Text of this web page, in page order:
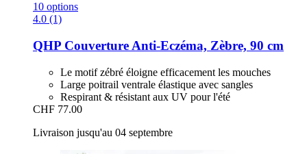
10 options
4.0 (1)
QHP Couverture Anti-​Eczéma, Zèbre, 90 cm
Le motif zébré éloigne efficacement les mouches
Large poitrail ventrale élastique avec sangles
Respirant & résistant aux UV pour l'été
CHF 77.00
Livraison jusqu'au 04 septembre